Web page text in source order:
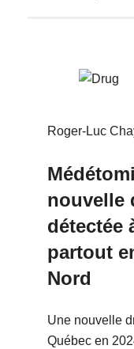
Roger-Luc
nouvelle
détectée
partout
Nord
Une nouvelle
Québec en